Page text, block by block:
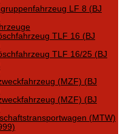
LF 8 (BJ
TLF 16 (BJ
TLF 16/25 (BJ
(MZF) (BJ
(MZF) (BJ
(MTW)